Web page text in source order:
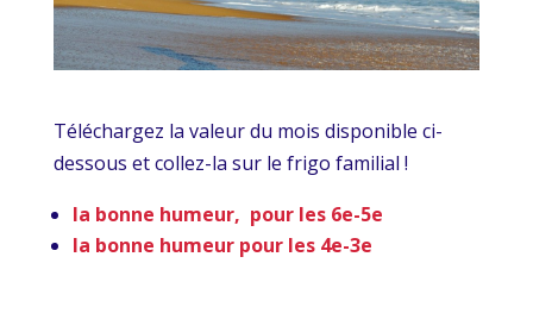
Téléchargez la valeur du mois disponible ci-
dessous et collez-la sur le frigo familial !
la bonne humeur, pour les 6e-5e
la bonne humeur pour les 4e-3e